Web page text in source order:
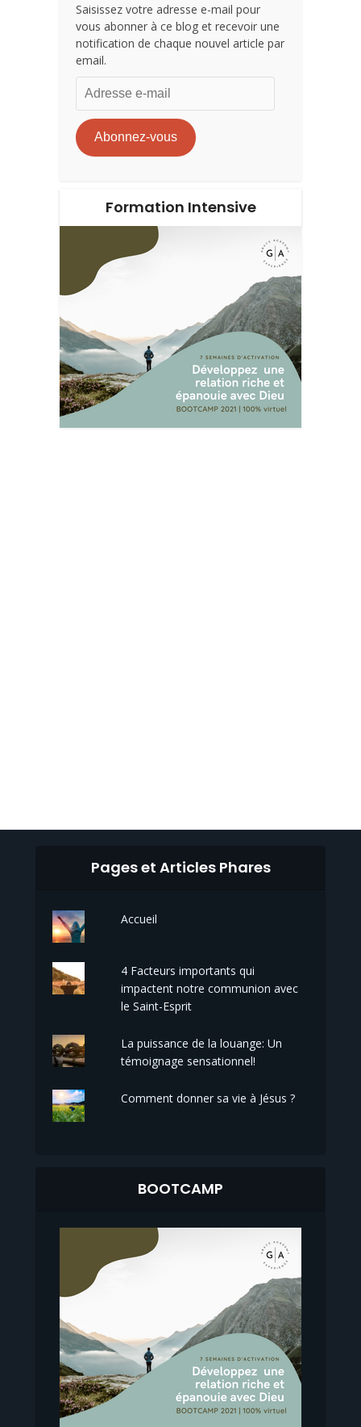
Saisissez votre adresse e-mail pour
vous abonner à ce blog et recevoir une
notification de chaque nouvel article par
email.
e-
mail
Abonnez-vous
Formation Intensive
Pages et Articles Phares
Accueil
4 Facteurs importants qui
impactent notre communion avec
le Saint-Esprit
La puissance de la louange: Un
témoignage sensationnel!
Comment donner sa vie à Jésus ?
BOOTCAMP